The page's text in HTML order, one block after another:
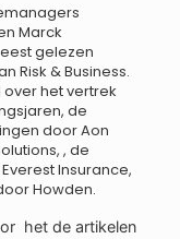
Marck
gelezen
Risk & Business.
het vertrek
de
door Aon
, de
Insurance,
Howden.
het de artikelen